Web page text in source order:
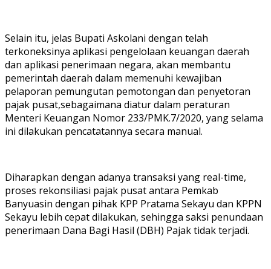
Selain itu, jelas Bupati Askolani dengan telah
terkoneksinya aplikasi pengelolaan keuangan daerah
dan aplikasi penerimaan negara, akan membantu
pemerintah daerah dalam memenuhi kewajiban
pelaporan pemungutan pemotongan dan penyetoran
pajak pusat,sebagaimana diatur dalam peraturan
Menteri Keuangan Nomor 233/PMK.7/2020, yang selama
ini dilakukan pencatatannya secara manual.
Diharapkan dengan adanya transaksi yang real-time,
proses rekonsiliasi pajak pusat antara Pemkab
Banyuasin dengan pihak KPP Pratama Sekayu dan KPPN
Sekayu lebih cepat dilakukan, sehingga saksi penundaan
penerimaan Dana Bagi Hasil (DBH) Pajak tidak terjadi.